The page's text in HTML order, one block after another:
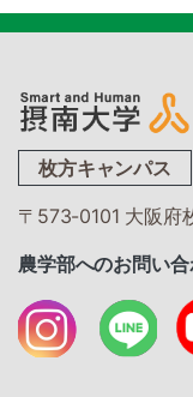
枚方キャンパス
〒573-0101 大阪府
農学部へのお問い